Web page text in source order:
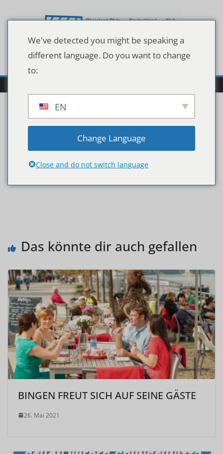
Inhalt
1cfa0d0e1fef604cd1763a
d9f80a2ec8
Das könnte dir auch gefallen
BINGEN FREUT SICH AUF SEINE GÄSTE
26. Mai 2021
We've detected you might be speaking a
different language. Do you want to change
to:
EN
Change Language
Close and do not switch language